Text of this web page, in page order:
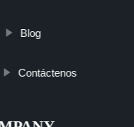
Blog
Contáctenos